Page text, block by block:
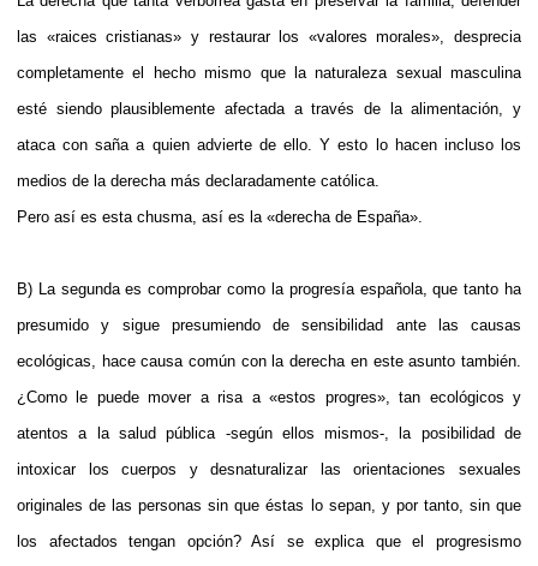
las «raices cristianas» y restaurar los «valores morales», desprecia
completamente el hecho mismo que la naturaleza sexual masculina
esté siendo plausiblemente afectada a través de la alimentación, y
ataca con saña a quien advierte de ello. Y esto lo hacen incluso los
medios de la derecha más declaradamente católica.
Pero así es esta chusma, así es la «derecha de España».
B) La segunda es comprobar como la progresía española, que tanto ha
presumido y sigue presumiendo de sensibilidad ante las causas
ecológicas, hace causa común con la derecha en este asunto también.
¿Como le puede mover a risa a «estos progres», tan ecológicos y
atentos a la salud pública -según ellos mismos-, la posibilidad de
intoxicar los cuerpos y desnaturalizar las orientaciones sexuales
originales de las personas sin que éstas lo sepan, y por tanto, sin que
los afectados tengan opción? Así se explica que el progresismo